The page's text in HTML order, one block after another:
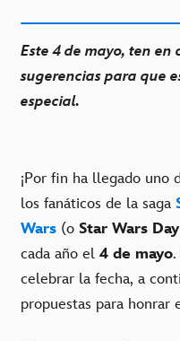
Este 4 de mayo, ten en
sugerencias para que
especial.
¡Por fin ha llegado uno
los fanáticos de la saga
Wars (o Star Wars Day
cada año el 4 de mayo.
celebrar la fecha, a
propuestas para honrar